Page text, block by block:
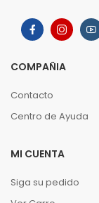
COMPAÑIA
Contacto
Centro de Ayuda
MI CUENTA
Siga su pedido